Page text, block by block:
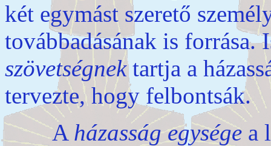
két egymást szerető
továbbadásának is
szövetségnektartja a
tervezte, hogy felbontsák.
A házasság egysége a